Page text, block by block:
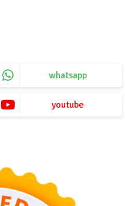
whatsapp
youtube